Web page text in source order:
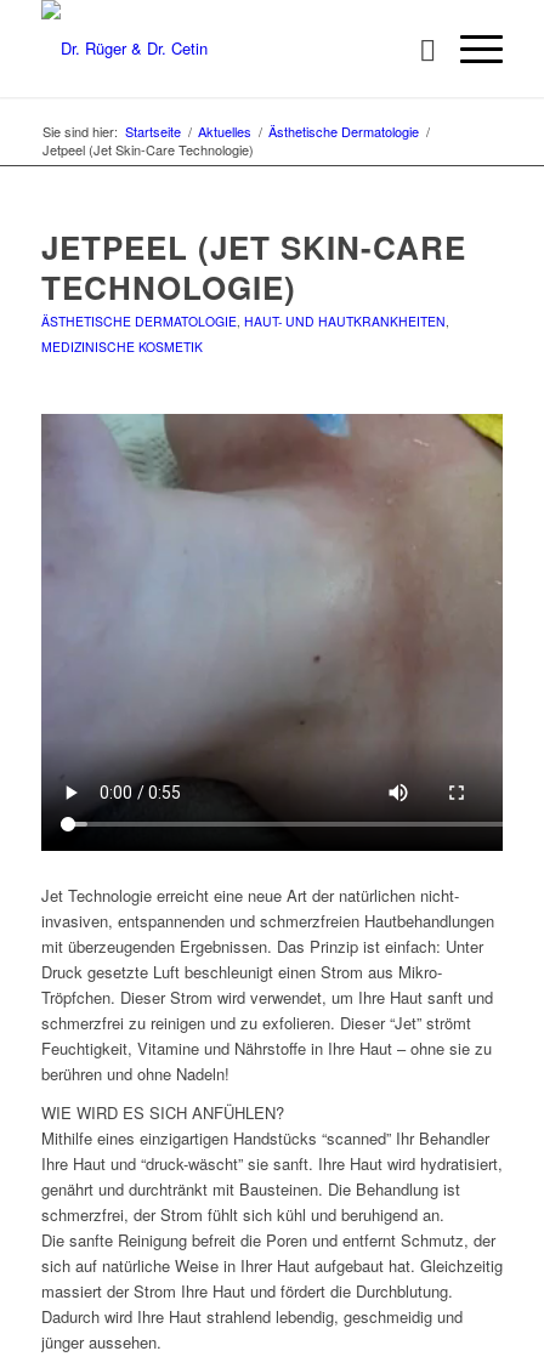
Sie sind hier: Startseite / Aktuelles / Ästhetische Dermatologie /
Jetpeel (Jet Skin-Care Technologie)
JETPEEL (JET SKIN-CARE
TECHNOLOGIE)
ÄSTHETISCHE DERMATOLOGIE, HAUT- UND HAUTKRANKHEITEN,
MEDIZINISCHE KOSMETIK
Jet Technologie erreicht eine neue Art der natürlichen nicht-
invasiven, entspannenden und schmerzfreien Hautbehandlungen
mit überzeugenden Ergebnissen. Das Prinzip ist einfach: Unter
Druck gesetzte Luft beschleunigt einen Strom aus Mikro-
Tröpfchen. Dieser Strom wird verwendet, um Ihre Haut sanft und
schmerzfrei zu reinigen und zu exfolieren. Dieser “Jet” strömt
Feuchtigkeit, Vitamine und Nährstoffe in Ihre Haut – ohne sie zu
berühren und ohne Nadeln!
WIE WIRD ES SICH ANFÜHLEN?
Mithilfe eines einzigartigen Handstücks “scanned” Ihr Behandler
Ihre Haut und “druck-wäscht” sie sanft. Ihre Haut wird hydratisiert,
genährt und durchtränkt mit Bausteinen. Die Behandlung ist
schmerzfrei, der Strom fühlt sich kühl und beruhigend an.
Die sanfte Reinigung befreit die Poren und entfernt Schmutz, der
sich auf natürliche Weise in Ihrer Haut aufgebaut hat. Gleichzeitig
massiert der Strom Ihre Haut und fördert die Durchblutung.
Dadurch wird Ihre Haut strahlend lebendig, geschmeidig und
jünger aussehen.